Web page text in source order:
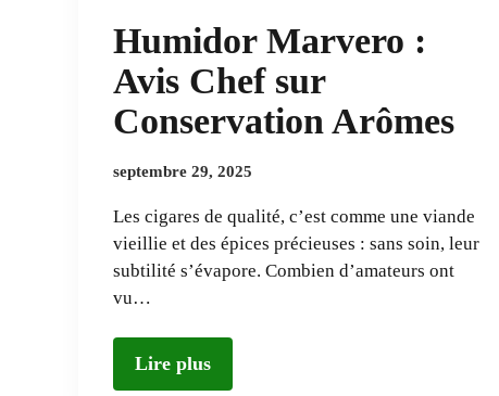
Humidor Marvero :
Avis Chef sur
Conservation Arômes
septembre 29, 2025
Les cigares de qualité, c’est comme une viande
vieillie et des épices précieuses : sans soin, leur
subtilité s’évapore. Combien d’amateurs ont
vu…
Lire plus